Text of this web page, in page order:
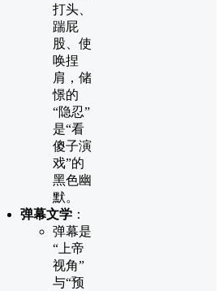
打头、
踹屁
股、使
唤捏
肩，储
憬的
“隐忍”
是“看
傻子演
戏”的
黑色幽
默。
弹幕文学 ：
弹幕是
“上帝
视角”
与“预